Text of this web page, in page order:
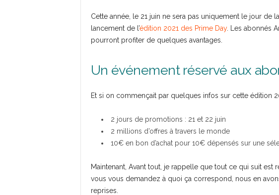
Cette année, le 21 juin ne sera pas uniquement le jour de
lancement de l’édition 2021 des Prime Day. Les abonnés
pourront profiter de quelques avantages.
Un événement réservé aux
Et si on commençait par quelques infos sur cette édition
2 jours de promotions : 21 et 22 juin
2 millions d’offres à travers le monde
10€ en bon d’achat pour 10€ dépensés sur une
Maintenant, Avant tout, je rappelle que tout ce qui suit est
vous vous demandez à quoi ça correspond, nous en
reprises.